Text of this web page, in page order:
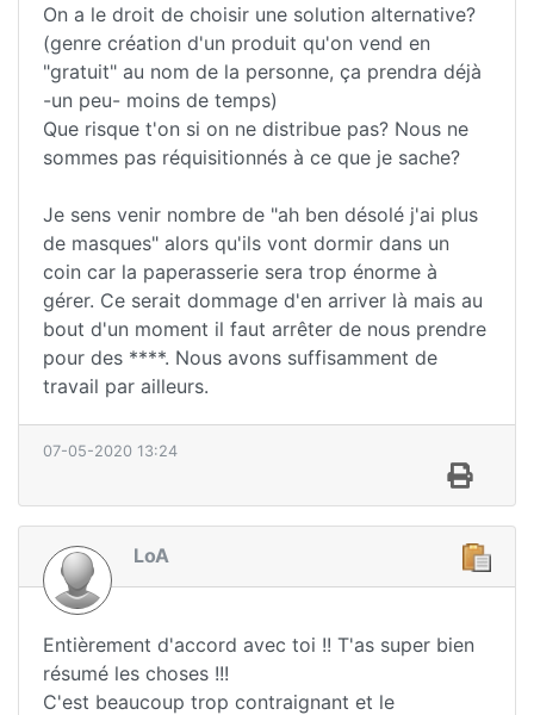
On a le droit de choisir une solution alternative?
(genre création d'un produit qu'on vend en
"gratuit" au nom de la personne, ça prendra déjà
-un peu- moins de temps)
Que risque t'on si on ne distribue pas? Nous ne
sommes pas réquisitionnés à ce que je sache?
Je sens venir nombre de "ah ben désolé j'ai plus
de masques" alors qu'ils vont dormir dans un
coin car la paperasserie sera trop énorme à
gérer. Ce serait dommage d'en arriver là mais au
bout d'un moment il faut arrêter de nous prendre
pour des ****. Nous avons suffisamment de
travail par ailleurs.
07-05-2020 13:24
LoA
Entièrement d'accord avec toi !! T'as super bien
résumé les choses !!!
C'est beaucoup trop contraignant et le